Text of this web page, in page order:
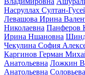
Насруллах Султан-
Левашова Ирина
Николаевна Панферов
Ирина Ншановна
Чекулина София
Каргинов Герман
Анатольевна Ложкин
Анатольевна